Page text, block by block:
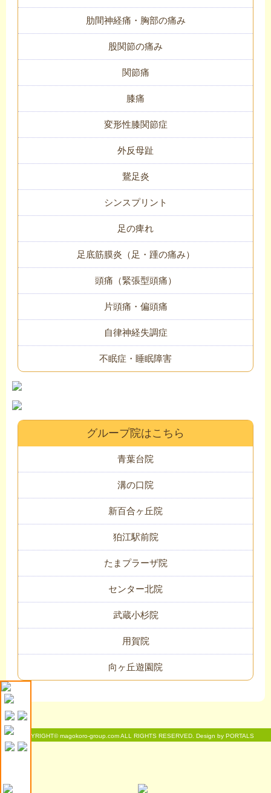
肋間神経痛・胸部の痛み
股関節の痛み
関節痛
膝痛
変形性膝関節症
外反母趾
鵞足炎
シンスプリント
足の痺れ
足底筋膜炎（足・踵の痛み）
頭痛（緊張型頭痛）
片頭痛・偏頭痛
自律神経失調症
不眠症・睡眠障害
グループ院はこちら
青葉台院
溝の口院
新百合ヶ丘院
狛江駅前院
たまプラーザ院
センター北院
武蔵小杉院
用賀院
向ヶ丘遊園院
COPYRIGHT© magokoro-group.com ALL RIGHTS RESERVED. Design by PORTALS